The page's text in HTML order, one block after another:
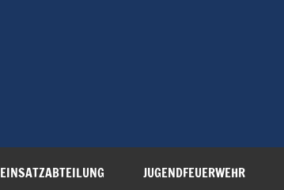
EINSATZABTEILUNG JUGENDFEUERWEHR